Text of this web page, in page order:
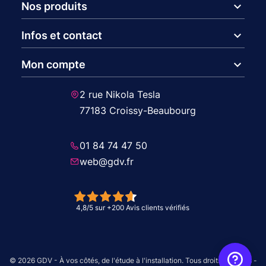
Nos produits expand_more
Infos et contact expand_more
Mon compte expand_more
2 rue Nikola Tesla
77183 Croissy-Beaubourg
01 84 74 47 50
web@gdv.fr
© 2026 GDV - À vos côtés, de l'étude à l'installation. Tous droits réservés -